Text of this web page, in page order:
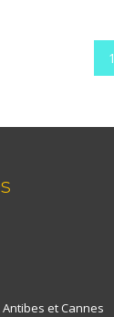
1
et Cannes